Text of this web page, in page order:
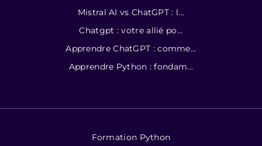
Mistral AI vs ChatGPT : l...
Chatgpt : votre allié po...
Apprendre ChatGPT : comme...
Apprendre Python : fondam...
Formation Python